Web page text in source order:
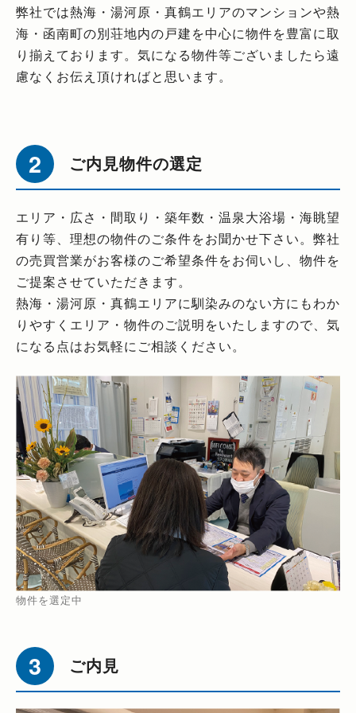
弊社では熱海・湯河原・真鶴エリアのマンションや熱
海・函南町の別荘地内の戸建を中心に物件を豊富に取
り揃えております。気になる物件等ございましたら遠
慮なくお伝え頂ければと思います。
ご内見物件の選定
エリア・広さ・間取り・築年数・温泉大浴場・海眺望
有り等、理想の物件のご条件をお聞かせ下さい。弊社
の売買営業がお客様のご希望条件をお伺いし、物件を
ご提案させていただきます。
熱海・湯河原・真鶴エリアに馴染みのない方にもわか
りやすくエリア・物件のご説明をいたしますので、気
になる点はお気軽にご相談ください。
物件を選定中
ご内見